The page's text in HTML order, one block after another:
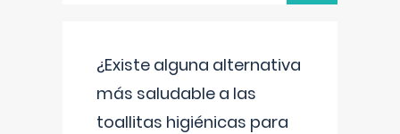
¿Existe alguna alternativa
más saludable a las
toallitas higiénicas para